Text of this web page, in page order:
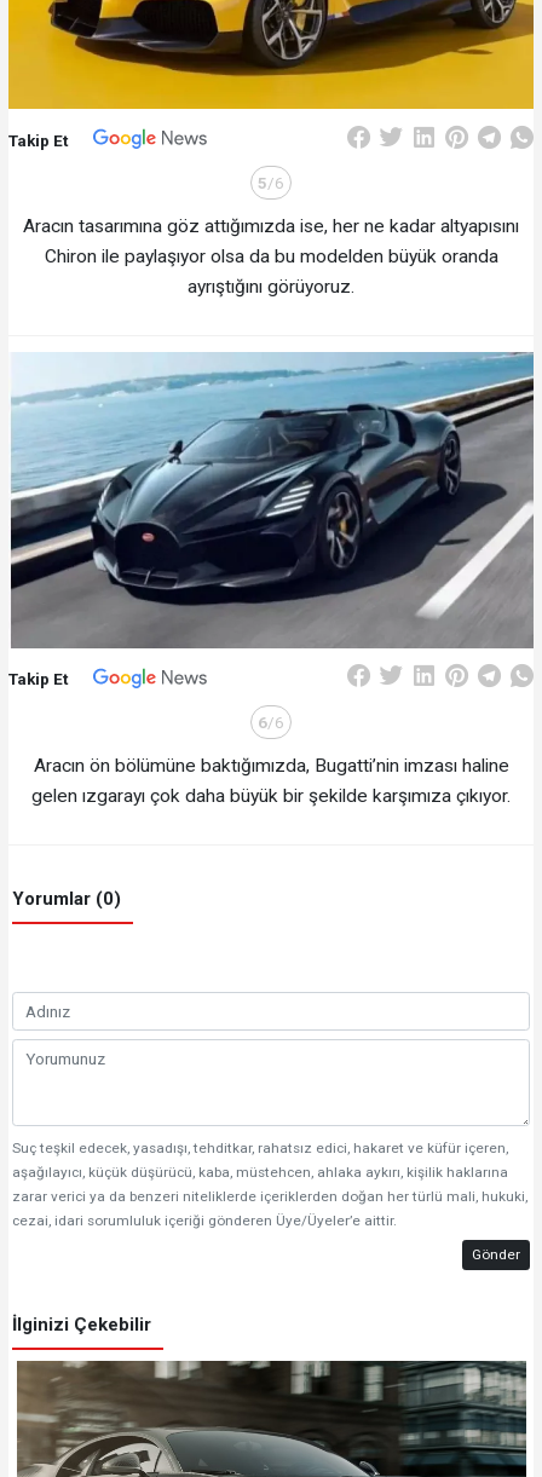
Takip Et
5/6
Aracın tasarımına göz attığımızda ise, her ne kadar altyapısını
Chiron ile paylaşıyor olsa da bu modelden büyük oranda
ayrıştığını görüyoruz.
Takip Et
6/6
Aracın ön bölümüne baktığımızda, Bugatti’nin imzası haline
gelen ızgarayı çok daha büyük bir şekilde karşımıza çıkıyor.
Yorumlar (0)
Suç teşkil edecek, yasadışı, tehditkar, rahatsız edici, hakaret ve küfür içeren,
aşağılayıcı, küçük düşürücü, kaba, müstehcen, ahlaka aykırı, kişilik haklarına
zarar verici ya da benzeri niteliklerde içeriklerden doğan her türlü mali, hukuki,
cezai, idari sorumluluk içeriği gönderen Üye/Üyeler’e aittir.
Gönder
İlginizi Çekebilir